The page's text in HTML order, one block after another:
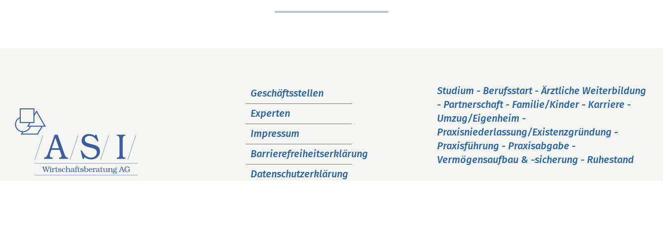
überspringen
Geschäftsstellen
Experten
Impressum
Barrierefreiheitserklärung
Datenschutzerklärung
Studium - Berufsstart - Ärztliche Weiterbildung
- Partnerschaft - Familie/Kinder - Karriere -
Umzug/Eigenheim -
Praxisniederlassung/Existenzgründung -
Praxisführung - Praxisabgabe -
Vermögensaufbau & -sicherung - Ruhestand